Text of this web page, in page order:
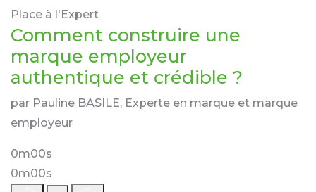
Place à l'Expert
Comment construire une
marque employeur
authentique et crédible ?
par Pauline BASILE, Experte en marque et marque
employeur
0m00s
0m00s